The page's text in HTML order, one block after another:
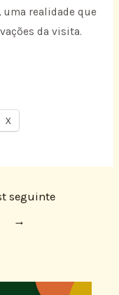
realidade que
da visita.
X
seguinte
→